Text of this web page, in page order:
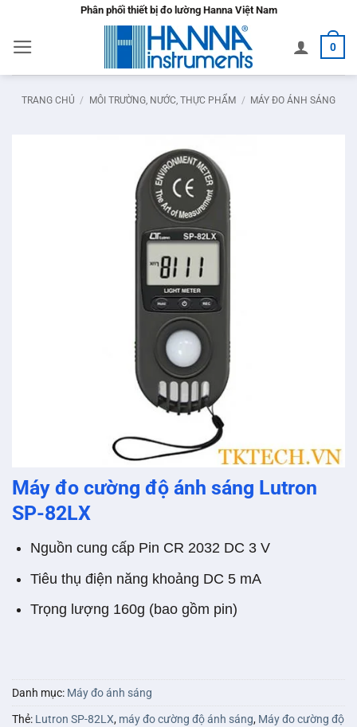
nội
dung
Phân phối thiết bị đo lường Hanna Việt Nam
0
TRANG CHỦ / MÔI TRƯỜNG, NƯỚC, THỰC PHẨM / MÁY ĐO ÁNH SÁNG
Máy đo cường độ ánh sáng Lutron
SP-82LX
Nguồn cung cấp Pin CR 2032 DC 3 V
Tiêu thụ điện năng khoảng DC 5 mA
Trọng lượng 160g (bao gồm pin)
Danh mục: Máy đo ánh sáng
Thẻ: Lutron SP-82LX, máy đo cường độ ánh sáng, Máy đo cường độ